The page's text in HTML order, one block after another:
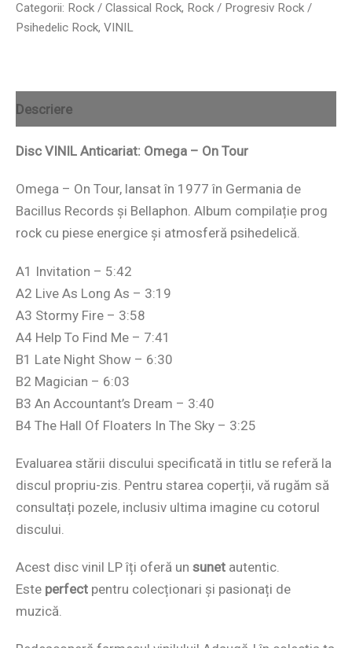
Categorii: Rock / Classical Rock, Rock / Progresiv Rock /
Psihedelic Rock, VINIL
Descriere
Disc VINIL Anticariat: Omega – On Tour
Omega – On Tour, lansat în 1977 în Germania de
Bacillus Records și Bellaphon. Album compilație prog
rock cu piese energice și atmosferă psihedelică.
A1 Invitation – 5:42
A2 Live As Long As – 3:19
A3 Stormy Fire – 3:58
A4 Help To Find Me – 7:41
B1 Late Night Show – 6:30
B2 Magician – 6:03
B3 An Accountant’s Dream – 3:40
B4 The Hall Of Floaters In The Sky – 3:25
Evaluarea stării discului specificată in titlu se referă la
discul propriu-zis. Pentru starea coperții, vă rugăm să
consultați pozele, inclusiv ultima imagine cu cotorul
discului.
Acest disc vinil LP îți oferă un sunet autentic.
Este perfect pentru colecționari și pasionați de
muzică.